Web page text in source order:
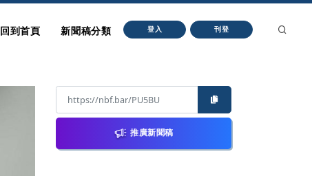
回到首頁 新聞稿分類 登入 刊登
推廣新聞稿